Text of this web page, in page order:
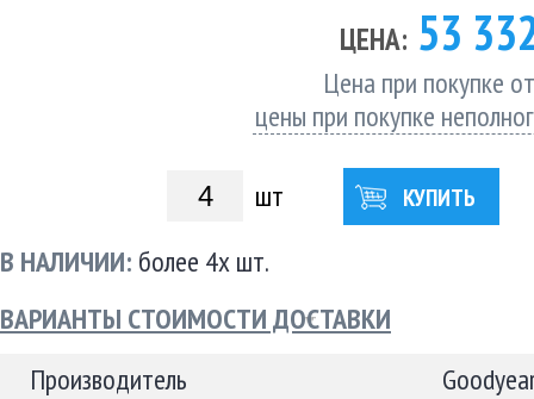
ЦЕНА: 53
Цена при покупке
цены при покупке
шт КУПИТЬ
В НАЛИЧИИ: более 4х шт.
ВАРИАНТЫ СТОИМОСТИ ДОСТАВКИ
Производитель